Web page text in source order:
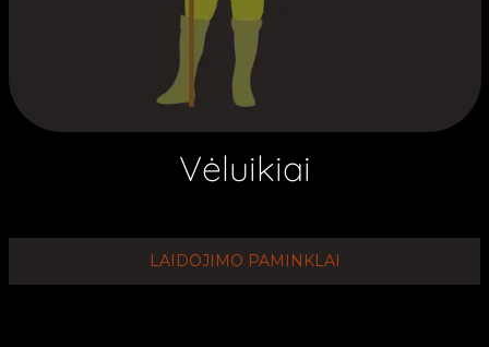
Vėluikiai
LAIDOJIMO PAMINKLAI